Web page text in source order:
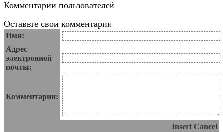
Комментарии пользователей
Оставьте свои комментарии
Имя:
Адрес
электронной
почты:
Комментарии:
Insert Cancel